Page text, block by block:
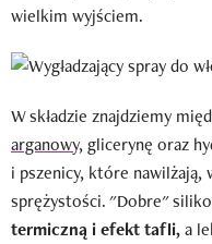
wielkim wyjściem.
W składzie znajdziemy
arganowy, glicerynę oraz
i pszenicy, które nawilżają,
sprężystości. "Dobre"
termiczną i efekt tafli,a